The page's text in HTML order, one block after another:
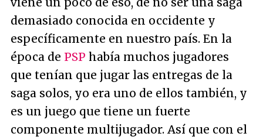
demasiado conocida en occidente y
específicamente en nuestro país. En la
época de PSP había muchos jugadores
que tenían que jugar las entregas de la
saga solos, yo era uno de ellos también, y
es un juego que tiene un fuerte
componente multijugador. Así que con el